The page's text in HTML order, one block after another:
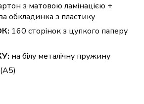
з матовою ламінацією +
обкладинка з пластику
160 сторінок з цупкого паперу
на білу металічну пружину